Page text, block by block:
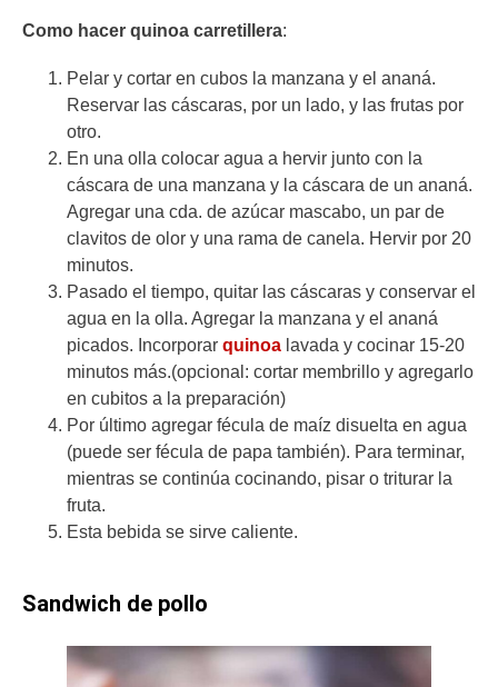
Como hacer quinoa carretillera:
Pelar y cortar en cubos la manzana y el ananá.
Reservar las cáscaras, por un lado, y las frutas por
otro.
En una olla colocar agua a hervir junto con la
cáscara de una manzana y la cáscara de un ananá.
Agregar una cda. de azúcar mascabo, un par de
clavitos de olor y una rama de canela. Hervir por 20
minutos.
Pasado el tiempo, quitar las cáscaras y conservar el
agua en la olla. Agregar la manzana y el ananá
picados. Incorporar quinoa lavada y cocinar 15-20
minutos más.(opcional: cortar membrillo y agregarlo
en cubitos a la preparación)
Por último agregar fécula de maíz disuelta en agua
(puede ser fécula de papa también). Para terminar,
mientras se continúa cocinando, pisar o triturar la
fruta.
Esta bebida se sirve caliente.
Sandwich de pollo